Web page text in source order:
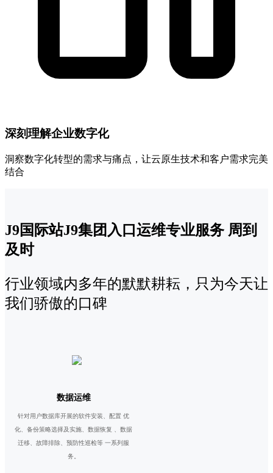
深刻理解企业数字化
洞察数字化转型的需求与痛点，让云原生技术和客户需求完美
结合
J9国际站J9集团入口运维专业服务 周到
及时
行业领域内多年的默默耕耘，只为今天让
我们骄傲的口碑
数据运维
针对用户数据库开展的软件安装、配置 优
化、备份策略选择及实施、数据恢复 、数据
迁移、故障排除、预防性巡检等 一系列服
务。